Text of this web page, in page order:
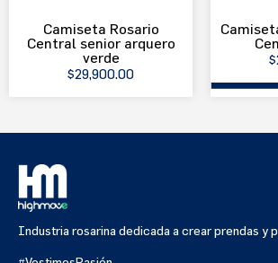
EXPLORAR PRODUCTO
Camiseta Rosario
Central senior arquero
verde
$29,900.00
$
Industria rosarina dedicada a crear prendas y